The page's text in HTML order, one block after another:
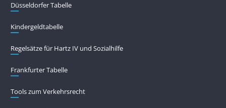
Düsseldorfer Tabelle
Kindergeldtabelle
Regelsätze für Hartz IV und Sozialhilfe
Frankfurter Tabelle
Tools zum Verkehrsrecht